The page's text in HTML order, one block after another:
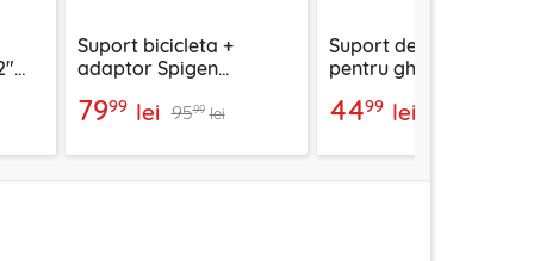
Suport bicicleta +
adaptor Spigen
7999 lei 9599 lei
Suport de telefon
pentru ghidon Acefast
negru
4499 lei